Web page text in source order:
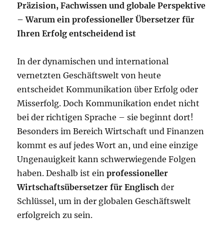
Präzision, Fachwissen und globale Perspektive
– Warum ein professioneller Übersetzer für
Ihren Erfolg entscheidend ist
In der dynamischen und international
vernetzten Geschäftswelt von heute
entscheidet Kommunikation über Erfolg oder
Misserfolg. Doch Kommunikation endet nicht
bei der richtigen Sprache – sie beginnt dort!
Besonders im Bereich Wirtschaft und Finanzen
kommt es auf jedes Wort an, und eine einzige
Ungenauigkeit kann schwerwiegende Folgen
haben. Deshalb ist einprofessioneller
Wirtschaftsübersetzer für Englisch der
Schlüssel, um in der globalen Geschäftswelt
erfolgreich zu sein.